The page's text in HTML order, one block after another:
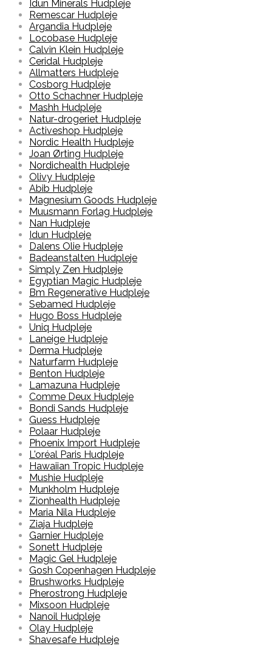
Idun Minerals Hudpleje
Remescar Hudpleje
Argandia Hudpleje
Locobase Hudpleje
Calvin Klein Hudpleje
Ceridal Hudpleje
Allmatters Hudpleje
Cosborg Hudpleje
Otto Schachner Hudpleje
Mashh Hudpleje
Natur-drogeriet Hudpleje
Activeshop Hudpleje
Nordic Health Hudpleje
Joan Ørting Hudpleje
Nordichealth Hudpleje
Olivy Hudpleje
Abib Hudpleje
Magnesium Goods Hudpleje
Muusmann Forlag Hudpleje
Nan Hudpleje
Idun Hudpleje
Dalens Olie Hudpleje
Badeanstalten Hudpleje
Simply Zen Hudpleje
Egyptian Magic Hudpleje
Bm Regenerative Hudpleje
Sebamed Hudpleje
Hugo Boss Hudpleje
Uniq Hudpleje
Laneige Hudpleje
Derma Hudpleje
Naturfarm Hudpleje
Benton Hudpleje
Lamazuna Hudpleje
Comme Deux Hudpleje
Bondi Sands Hudpleje
Guess Hudpleje
Polaar Hudpleje
Phoenix Import Hudpleje
L'oréal Paris Hudpleje
Hawaiian Tropic Hudpleje
Mushie Hudpleje
Munkholm Hudpleje
Zionhealth Hudpleje
Maria Nila Hudpleje
Ziaja Hudpleje
Garnier Hudpleje
Sonett Hudpleje
Magic Gel Hudpleje
Gosh Copenhagen Hudpleje
Brushworks Hudpleje
Pherostrong Hudpleje
Mixsoon Hudpleje
Nanoil Hudpleje
Olay Hudpleje
Shavesafe Hudpleje